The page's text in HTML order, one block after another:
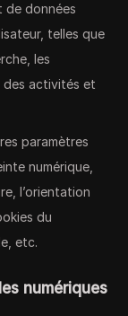
de données
telles que
les
des activités et
paramètres
numérique,
l’orientation
du
etc.
numériques